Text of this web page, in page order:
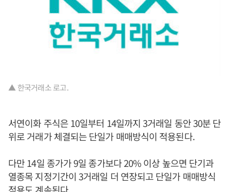
▲ 한국거래소 로고.
서연이화 주식은 10일부터 14일까지 3거래일 동안 30분 단
위로 거래가 체결되는 단일가 매매방식이 적용된다.
다만 14일 종가가 9일 종가보다 20% 이상 높으면 단기과
열종목 지정기간이 3거래일 더 연장되고 단일가 매매방식